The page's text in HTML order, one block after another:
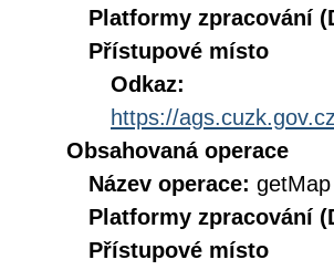
Platformy zpracování
Přístupové místo
Odkaz:
https://
Obsahovaná operace
Název operace: getMap
Platformy zpracování
Přístupové místo